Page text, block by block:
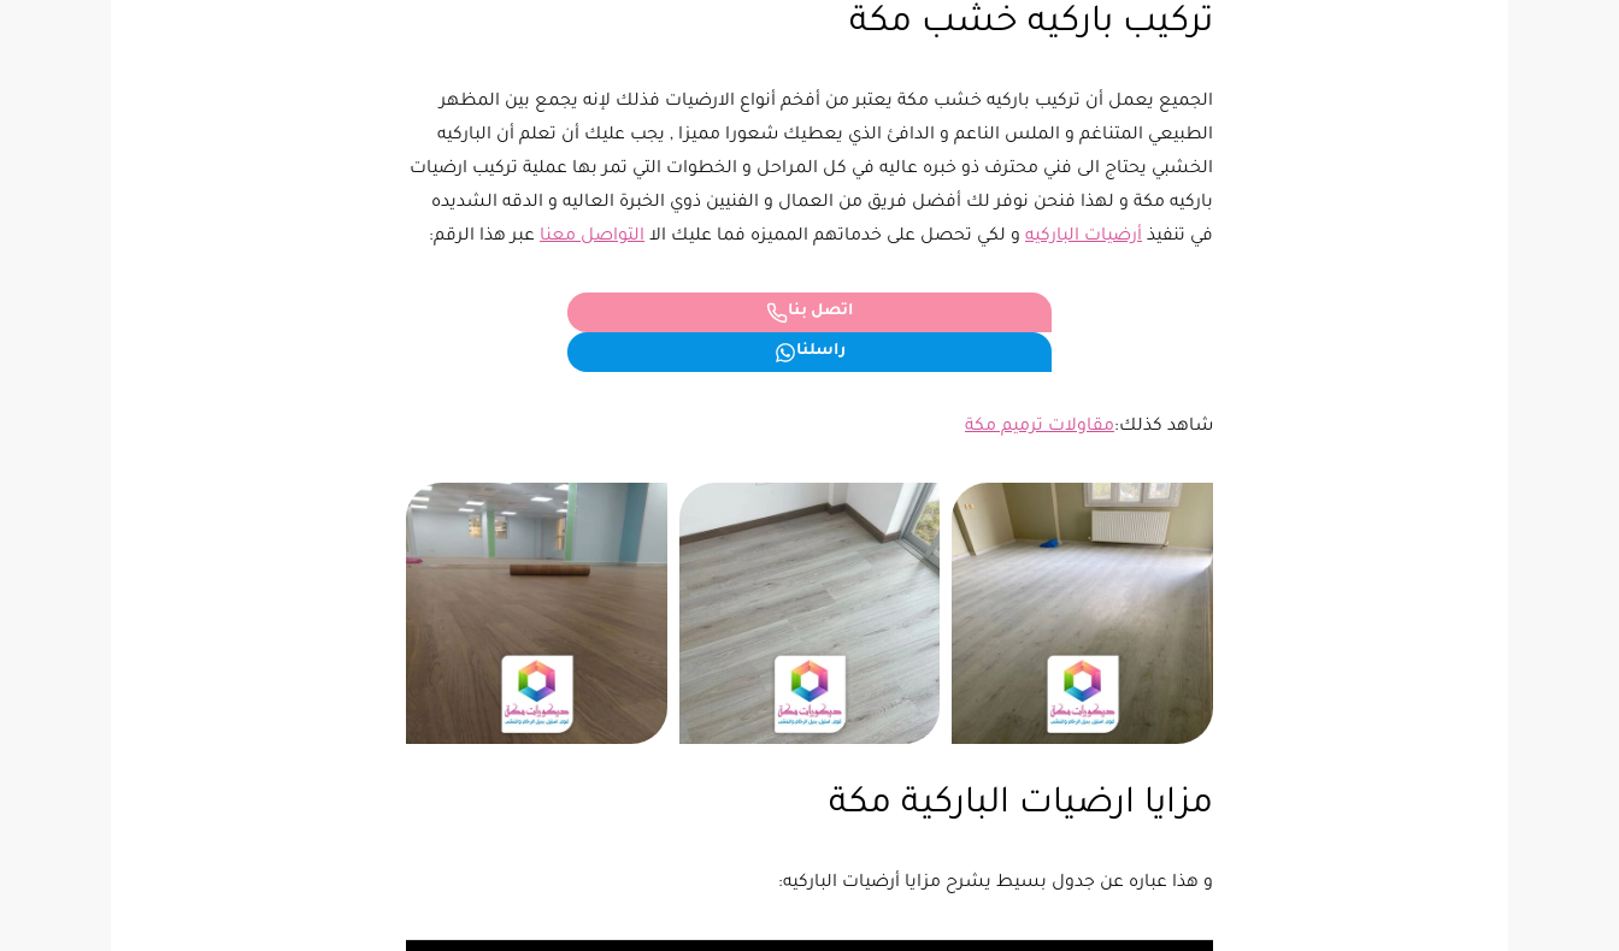
تركيب باركيه خشب مكة
الجميع يعمل أن تركيب باركيه خشب مكة يعتبر من أفخم أنواع الارضيات فذلك لإنه يجمع بين المظهر
الطبيعي المتناغم و الملس الناعم و الدافئ الذي يعطيك شعورا مميزا , يجب عليك أن تعلم أن الباركيه
الخشبي يحتاج الى فني محترف ذو خبره عاليه في كل المراحل و الخطوات التي تمر بها عملية تركيب ارضيات
باركيه مكة و لهذا فنحن نوفر لك أفضل فريق من العمال و الفنيين ذوي الخبرة العاليه و الدقه الشديده
في تنفيذ أرضيات الباركيه و لكي تحصل على خدماتهم المميزه فما عليك الا التواصل معنا عبر هذا الرقم:
اتصل بنا
راسلنا
شاهد كذلك:مقاولات ترميم مكة
مزايا ارضيات الباركية مكة
و هذا عباره عن جدول بسيط يشرح مزايا أرضيات الباركيه: